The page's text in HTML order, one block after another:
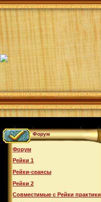
Форум
Форум
Рейки 1
Рейки-сеансы
Рейки 2
Совместимые с Рейки практики